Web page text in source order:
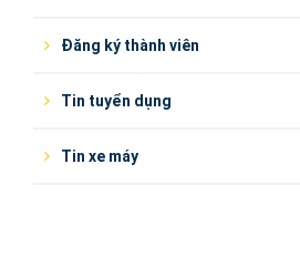
Đăng ký thành viên
Tin tuyển dụng
Tin xe máy